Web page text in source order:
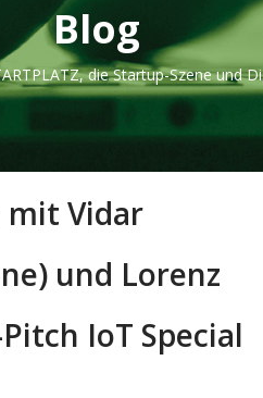
Blog
die Startup-Szene und
mit Vidar
und Lorenz
IoT Special